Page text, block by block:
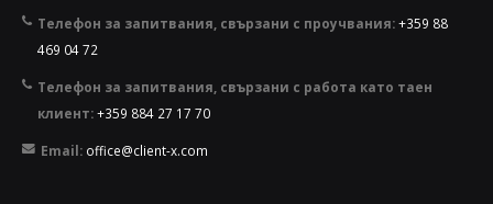
Телефон за запитвания, свързани с проучвания:+359 88
469 04 72
Телефон за запитвания, свързани с работа като таен
клиент:+359 884 27 17 70
Email: office@client-x.com